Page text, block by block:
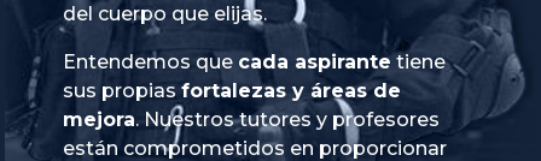
del cuerpo que elijas.
Entendemos que cada aspirante tiene
sus propias fortalezas y áreas de
mejora. Nuestros tutores y profesores
están comprometidos en proporcionar